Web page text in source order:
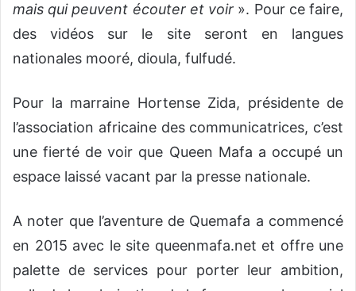
mais qui peuvent écouter et voir ». Pour ce faire,
des vidéos sur le site seront en langues
nationales mooré, dioula, fulfudé.
Pour la marraine Hortense Zida, présidente de
l’association africaine des communicatrices, c’est
une fierté de voir que Queen Mafa a occupé un
espace laissé vacant par la presse nationale.
A noter que l’aventure de Quemafa a commencé
en 2015 avec le site queenmafa.net et offre une
palette de services pour porter leur ambition,